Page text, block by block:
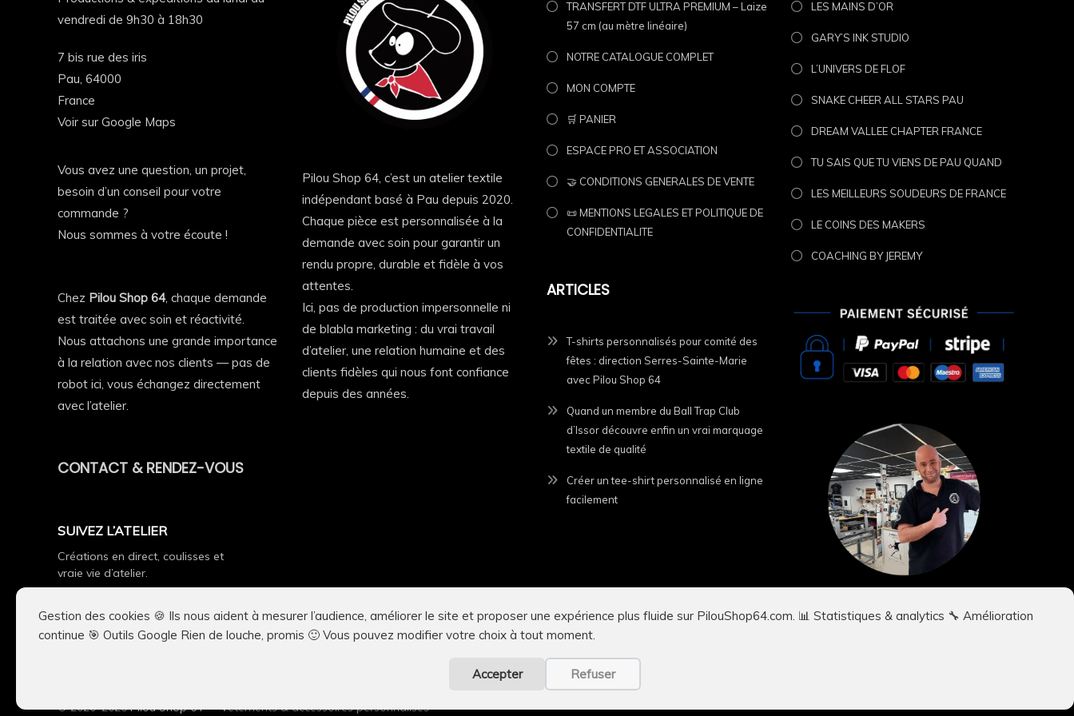
Gestion des cookies 🍪 Ils nous aident à mesurer l’audience, améliorer le site et proposer une expérience plus fluide sur PilouShop64.com. 📊 Statistiques & analytics 🔧 Amélioration
continue 🎯 Outils Google Rien de louche, promis 🙂 Vous pouvez modifier votre choix à tout moment.
Accepter Refuser
Les textes, photographies, vidéos, illustrations, créations graphiques et descriptions présents sur cette fiche produit constituent des œuvres originales
protégées par le Code de la propriété intellectuelle.
Toute reproduction, extraction, adaptation, diffusion ou utilisation, totale ou partielle, sur quelque support que ce soit, sans autorisation écrite préalable
Nos créations font l’objet d’une surveillance régulière. Toute reproduction non autorisée pourra faire l’objet d’une demande de retrait (DMCA), d’un signalement
vendredi de 9h30 à 18h30
7 bis rue des iris
Pau,64000
France
Voir sur Google Maps
Vous avez une question, un projet,
besoin d’un conseil pour votre
commande ?
Nous sommes à votre écoute !
Chez Pilou Shop 64, chaque demande
est traitée avec soin et réactivité.
Nous attachons une grande importance
à la relation avec nos clients — pas de
robot ici, vous échangez directement
avec l’atelier.
CONTACT & RENDEZ-VOUS
SUIVEZ L’ATELIER
Créations en direct, coulisses et
vraie vie d’atelier.
Pilou Shop 64, c’est un atelier textile
indépendant basé à Pau depuis 2020.
Chaque pièce est personnalisée à la
demande avec soin pour garantir un
rendu propre, durable et fidèle à vos
attentes.
Ici, pas de production impersonnelle ni
de blabla marketing : du vrai travail
d’atelier, une relation humaine et des
clients fidèles qui nous font confiance
depuis des années.
TRANSFERT DTF ULTRA PREMIUM – Laize
57 cm (au mètre linéaire)
NOTRE CATALOGUE COMPLET
MON COMPTE
🛒 PANIER
ESPACE PRO ET ASSOCIATION
🤝 CONDITIONS GENERALES DE VENTE
📜 MENTIONS LEGALES ET POLITIQUE DE
CONFIDENTIALITE
ARTICLES
T-shirts personnalisés pour comité des
fêtes : direction Serres-Sainte-Marie
avec Pilou Shop 64
Quand un membre du Ball Trap Club
d’Issor découvre enfin un vrai marquage
textile de qualité
Créer un tee-shirt personnalisé en ligne
facilement
LES MAINS D’OR
GARY’S INK STUDIO
L’UNIVERS DE FLOF
SNAKE CHEER ALL STARS PAU
DREAM VALLEE CHAPTER FRANCE
TU SAIS QUE TU VIENS DE PAU QUAND
LES MEILLEURS SOUDEURS DE FRANCE
LE COINS DES MAKERS
COACHING BY JEREMY
© 2020–2026Pilou Shop 64— Vêtements & accessoires personnalisés